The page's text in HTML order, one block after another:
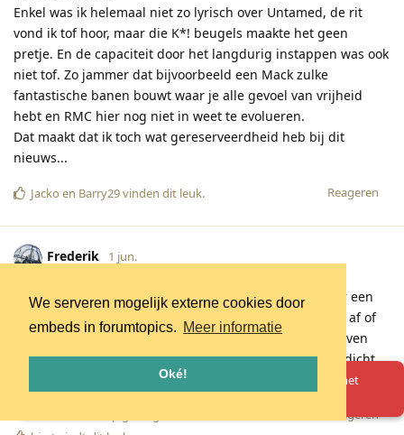
We serveren mogelijk externe cookies door
embeds in forumtopics. Meer informatie
Oké!
Enkel was ik helemaal niet zo lyrisch over Untamed, de rit
vond ik tof hoor, maar die K*! beugels maakte het geen
pretje. En de capaciteit door het langdurig instappen was ook
niet tof. Zo jammer dat bijvoorbeeld een Mack zulke
fantastische banen bouwt waar je alle gevoel van vrijheid
hebt en RMC hier nog niet in weet te evolueren.
Dat maakt dat ik toch wat gereserveerdheid heb bij dit
nieuws...
Reageren
Jacko en Barry29vinden dit leuk.
Frederik 1 jun.
Ik kijk hier enorm naar uit! Op zich jammer dat er weer een
baan uit mijn kindertijd "verdwijnt." Soms v'raag ik me af of
die met beter onderhoud langer soeper had kunne blijven
rijden. Maar ik geef 'm graag op voor nog een RMC zo dicht
Reageren
Oeps! Er is iets misgegaan. Herlaad de pagina en probeer het
opnieuw.